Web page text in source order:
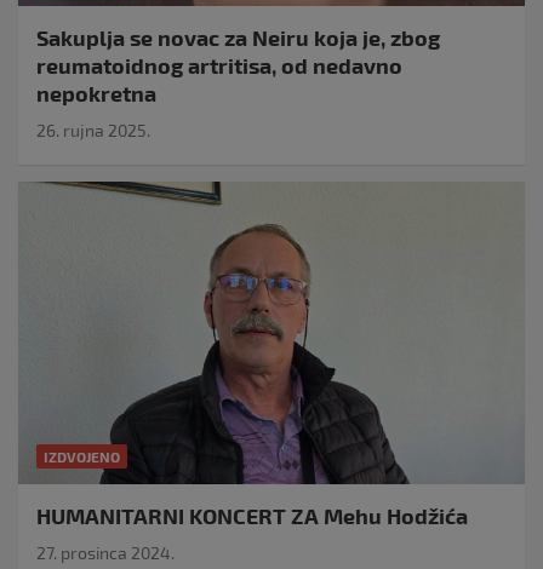
Sakuplja se novac za Neiru koja je, zbog
reumatoidnog artritisa, od nedavno
nepokretna
26. rujna 2025.
IZDVOJENO
HUMANITARNI KONCERT ZA Mehu Hodžića
27. prosinca 2024.